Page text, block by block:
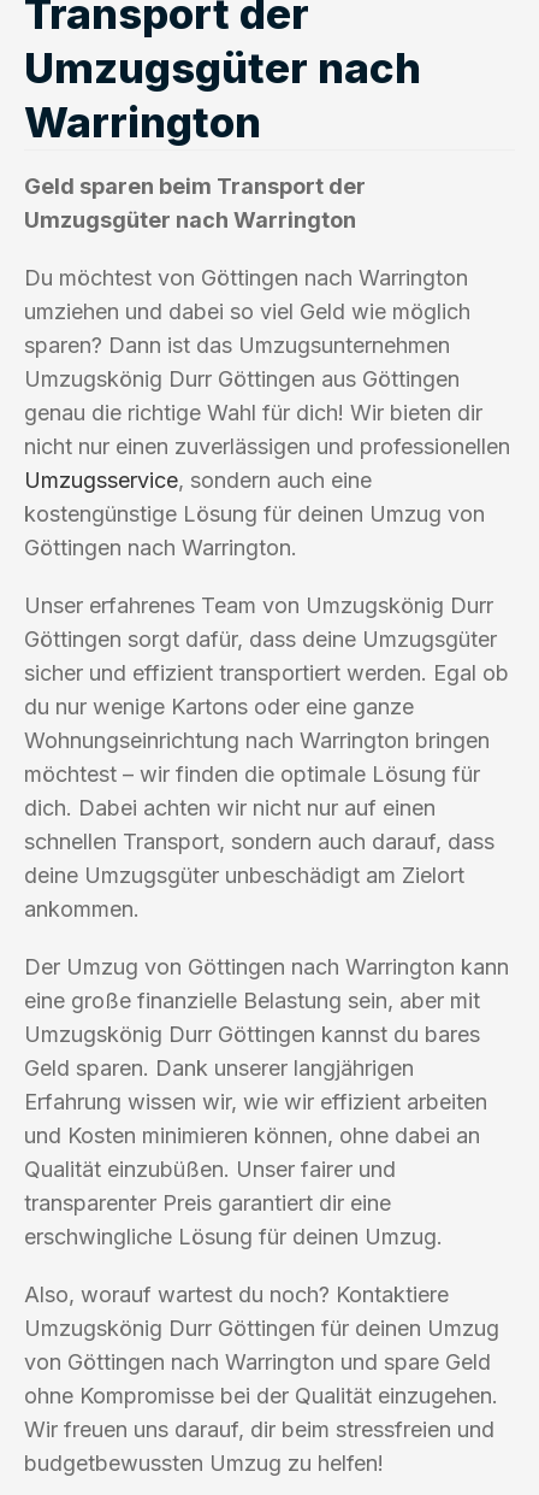
Transport der
Umzugsgüter nach
Warrington
Geld sparen beim Transport der
Umzugsgüter nach Warrington
Du möchtest von Göttingen nach Warrington
umziehen und dabei so viel Geld wie möglich
sparen? Dann ist das Umzugsunternehmen
Umzugskönig Durr Göttingen aus Göttingen
genau die richtige Wahl für dich! Wir bieten dir
nicht nur einen zuverlässigen und professionellen
Umzugsservice, sondern auch eine
kostengünstige Lösung für deinen Umzug von
Göttingen nach Warrington.
Unser erfahrenes Team von Umzugskönig Durr
Göttingen sorgt dafür, dass deine Umzugsgüter
sicher und effizient transportiert werden. Egal ob
du nur wenige Kartons oder eine ganze
Wohnungseinrichtung nach Warrington bringen
möchtest – wir finden die optimale Lösung für
dich. Dabei achten wir nicht nur auf einen
schnellen Transport, sondern auch darauf, dass
deine Umzugsgüter unbeschädigt am Zielort
ankommen.
Der Umzug von Göttingen nach Warrington kann
eine große finanzielle Belastung sein, aber mit
Umzugskönig Durr Göttingen kannst du bares
Geld sparen. Dank unserer langjährigen
Erfahrung wissen wir, wie wir effizient arbeiten
und Kosten minimieren können, ohne dabei an
Qualität einzubüßen. Unser fairer und
transparenter Preis garantiert dir eine
erschwingliche Lösung für deinen Umzug.
Also, worauf wartest du noch? Kontaktiere
Umzugskönig Durr Göttingen für deinen Umzug
von Göttingen nach Warrington und spare Geld
ohne Kompromisse bei der Qualität einzugehen.
Wir freuen uns darauf, dir beim stressfreien und
budgetbewussten Umzug zu helfen!